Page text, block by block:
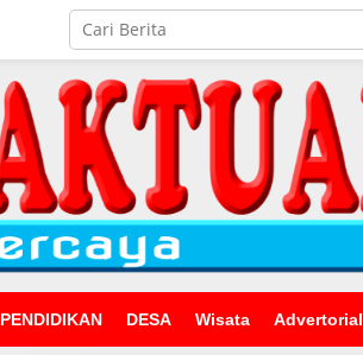
PENDIDIKAN DESA Wisata Advertorial